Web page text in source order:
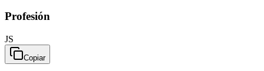
Profesión
JS
Copiar